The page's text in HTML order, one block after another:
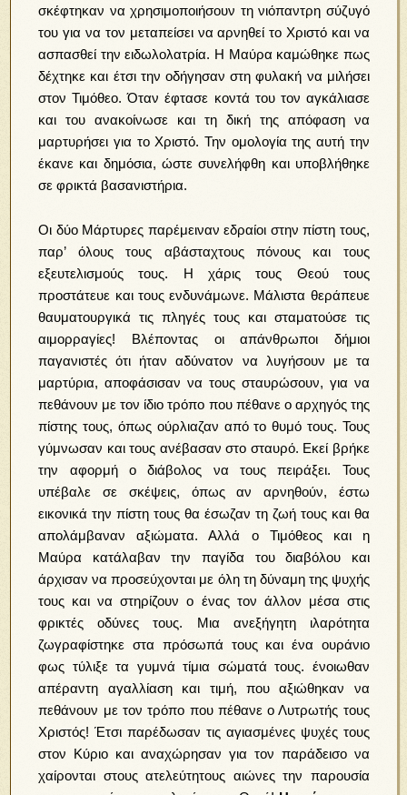
σκέφτηκαν να χρησιμοποιήσουν τη νιόπαντρη σύζυγό
του για να τον μεταπείσει να αρνηθεί το Χριστό και να
ασπασθεί την ειδωλολατρία. Η Μαύρα καμώθηκε πως
δέχτηκε και έτσι την οδήγησαν στη φυλακή να μιλήσει
στον Τιμόθεο. Όταν έφτασε κοντά του τον αγκάλιασε
και του ανακοίνωσε και τη δική της απόφαση να
μαρτυρήσει για το Χριστό. Την ομολογία της αυτή την
έκανε και δημόσια, ώστε συνελήφθη και υποβλήθηκε
σε φρικτά βασανιστήρια.
Οι δύο Μάρτυρες παρέμειναν εδραίοι στην πίστη τους,
παρ’ όλους τους αβάσταχτους πόνους και τους
εξευτελισμούς τους. Η χάρις τους Θεού τους
προστάτευε και τους ενδυνάμωνε. Μάλιστα θεράπευε
θαυματουργικά τις πληγές τους και σταματούσε τις
αιμορραγίες! Βλέποντας οι απάνθρωποι δήμιοι
παγανιστές ότι ήταν αδύνατον να λυγήσουν με τα
μαρτύρια, αποφάσισαν να τους σταυρώσουν, για να
πεθάνουν με τον ίδιο τρόπο που πέθανε ο αρχηγός της
πίστης τους, όπως ούρλιαζαν από το θυμό τους. Τους
γύμνωσαν και τους ανέβασαν στο σταυρό. Εκεί βρήκε
την αφορμή ο διάβολος να τους πειράξει. Τους
υπέβαλε σε σκέψεις, όπως αν αρνηθούν, έστω
εικονικά την πίστη τους θα έσωζαν τη ζωή τους και θα
απολάμβαναν αξιώματα. Αλλά ο Τιμόθεος και η
Μαύρα κατάλαβαν την παγίδα του διαβόλου και
άρχισαν να προσεύχονται με όλη τη δύναμη της ψυχής
τους και να στηρίζουν ο ένας τον άλλον μέσα στις
φρικτές οδύνες τους. Μια ανεξήγητη ιλαρότητα
ζωγραφίστηκε στα πρόσωπά τους και ένα ουράνιο
φως τύλιξε τα γυμνά τίμια σώματά τους. ένοιωθαν
απέραντη αγαλλίαση και τιμή, που αξιώθηκαν να
πεθάνουν με τον τρόπο που πέθανε ο Λυτρωτής τους
Χριστός! Έτσι παρέδωσαν τις αγιασμένες ψυχές τους
στον Κύριο και αναχώρησαν για τον παράδεισο να
χαίρονται στους ατελεύτητους αιώνες την παρουσία